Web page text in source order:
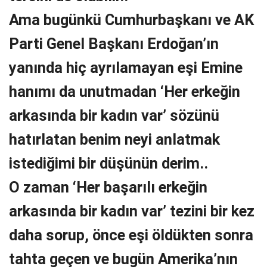
Ama bugünkü Cumhurbaşkanı ve AK
Parti Genel Başkanı Erdoğan’ın
yanında hiç ayrılamayan eşi Emine
hanımı da unutmadan ‘Her erkeğin
arkasında bir kadın var’ sözünü
hatırlatan benim neyi anlatmak
istediğimi bir düşünün derim..
O zaman ‘Her başarılı erkeğin
arkasında bir kadın var’ tezini bir kez
daha sorup, önce eşi öldükten sonra
tahta geçen ve bugün Amerika’nın